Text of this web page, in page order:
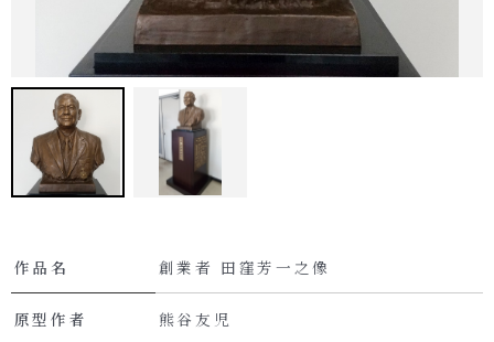
作品名 創業者 田窪芳一之像
原型作者 熊谷友児